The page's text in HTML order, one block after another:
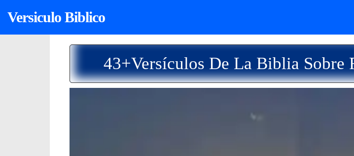
Versiculo Biblico
43+Versículos De La Biblia Sobre